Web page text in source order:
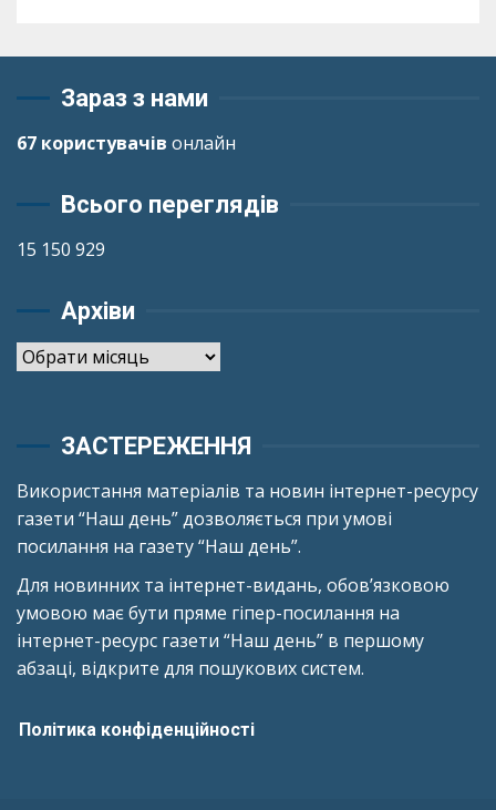
Зараз з нами
67 користувачів онлайн
Всього переглядів
15 150 929
Архіви
Архіви
ЗАСТЕРЕЖЕННЯ
Використання матеріалів та новин інтернет-ресурсу
газети “Наш день” дозволяється при умові
посилання на газету “Наш день”.
Для новинних та інтернет-видань, обов’язковою
умовою має бути пряме гіпер-посилання на
інтернет-ресурс газети “Наш день” в першому
абзаці, відкрите для пошукових систем.
Політика конфіденційності